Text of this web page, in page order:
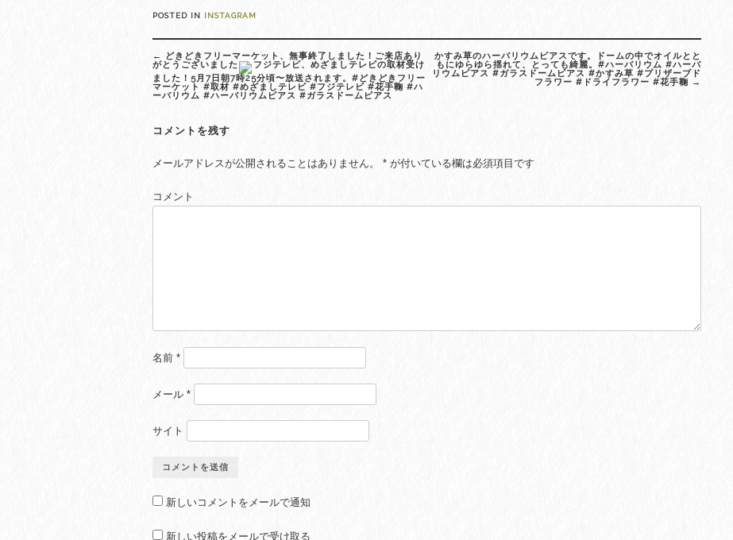
POSTED IN INSTAGRAM
navigation
← どきどきフリーマーケット、無事終了しました！ご来店あり
がとうございました
フジテレビ、めざましテレビの取材受け
ました！5月7日朝7時25分頃〜放送されます。#どきどきフリー
マーケット #取材 #めざましテレビ #フジテレビ #花手鞠 #ハ
ーバリウム #ハーバリウムピアス #ガラスドームピアス
かすみ草のハーバリウムピアスです。ドームの中でオイルとと
もにゆらゆら揺れて、とっても綺麗。#ハーバリウム #ハーバ
リウムピアス #ガラスドームピアス #かすみ草 #プリザーブド
フラワー #ドライフラワー #花手鞠 →
コメントを残す
メールアドレスが公開されることはありません。 * が付いている欄は必須項目です
コメント
名前 *
メール *
サイト
新しいコメントをメールで通知
新しい投稿をメールで受け取る